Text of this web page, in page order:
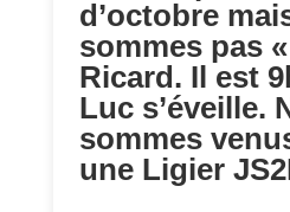
d’octobre
sommes pas
Ricard. Il est
Luc s’éveille.
sommes
une Ligier